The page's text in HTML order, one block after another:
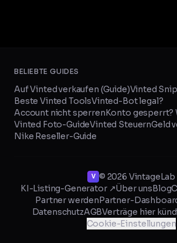
BELIEBTE GUIDES
Auf Vinted verkaufen (Guide)Vinted
Beste Vinted ToolsVinted-Bot legal?
Account nicht sperrenKonto gesperrt?
Vinted Foto-GuideVinted SteuernGeld
Nike Reseller-Guide
© 2026 VintageLab
KI-Listing-Generator ↗Über unsBlog
Partner werdenPartner-
DatenschutzAGBVerträge hier
Cookie-Einstellungen